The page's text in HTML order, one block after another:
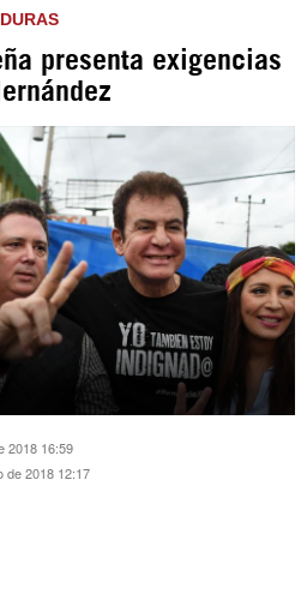
twitter.com/nexo_latino
t.me/hispantvcanal
urmedium.com/c/hispantv
como: hispan_tv
presenta exigencias
2018 16:59
de 2018 12:17